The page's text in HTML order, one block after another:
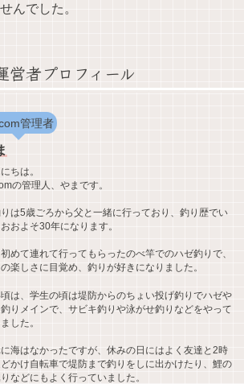
んでした。
営者プロフィール
管理者
ちは。
の管理人、やまです。
は5歳ごろから父と一緒に行っており、釣り歴でい
およそ30年になります。
めて連れて行ってもらったのべ竿でのハゼ釣りで、
楽しさに目覚め、釣りが好きになりました。
は、学生の頃は堤防からのちょい投げ釣りでハゼや
りメインで、サビキ釣りや泳がせ釣りなどをやって
した。
海はなかったですが、休みの日にはよく友達と2時
かけ自転車で堤防まで釣りをしに出かけたり、鯉の
などにもよく行っていました。